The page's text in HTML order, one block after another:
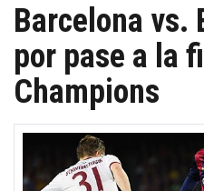
Barcelona vs.
por pase a la
Champions